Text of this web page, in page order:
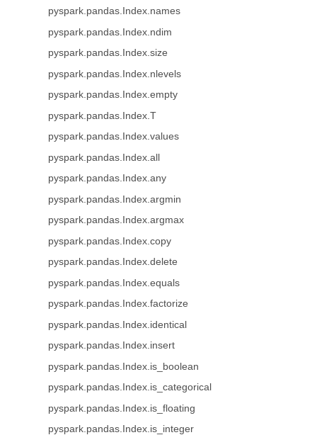
pyspark.pandas.Index.names
pyspark.pandas.Index.ndim
pyspark.pandas.Index.size
pyspark.pandas.Index.nlevels
pyspark.pandas.Index.empty
pyspark.pandas.Index.T
pyspark.pandas.Index.values
pyspark.pandas.Index.all
pyspark.pandas.Index.any
pyspark.pandas.Index.argmin
pyspark.pandas.Index.argmax
pyspark.pandas.Index.copy
pyspark.pandas.Index.delete
pyspark.pandas.Index.equals
pyspark.pandas.Index.factorize
pyspark.pandas.Index.identical
pyspark.pandas.Index.insert
pyspark.pandas.Index.is_boolean
pyspark.pandas.Index.is_categorical
pyspark.pandas.Index.is_floating
pyspark.pandas.Index.is_integer